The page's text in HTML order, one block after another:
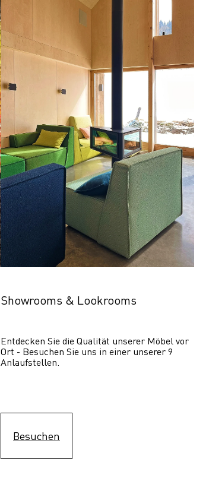
Showrooms & Lookrooms
Entdecken Sie die Qualität unserer Möbel vor
Ort - Besuchen Sie uns in einer unserer 9
Anlaufstellen.
Besuchen